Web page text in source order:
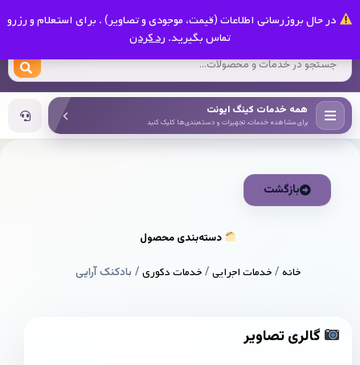
در حال بروزرسانی اطلاعات (قیمت، موجودی و تصاویر) . برای استعلام و رزرو
تماس بگیرید. رد کردن
کینگ ایونت
همه خدمات کینگ ایونت
برای مشاهده خدمات، تجهیزات و دسته‌بندی‌ها کلیک کنید
بازگشت
دسته‌بندی محصول
خانه/خدمات اجرایی/خدمات دکوری/ بادکنک آرایی
گالری تصاویر